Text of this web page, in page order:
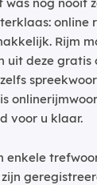
online
Rijm
uit deze gratis
voor u klaar.
enkele